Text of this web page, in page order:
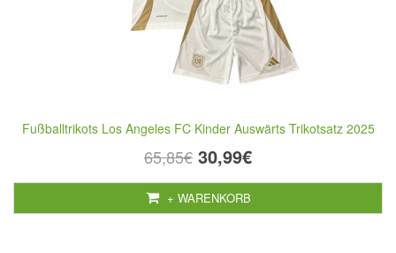
Fußballtrikots Los Angeles FC Kinder Auswärts Trikotsatz 2025
65,85€ 30,99€
+ WARENKORB